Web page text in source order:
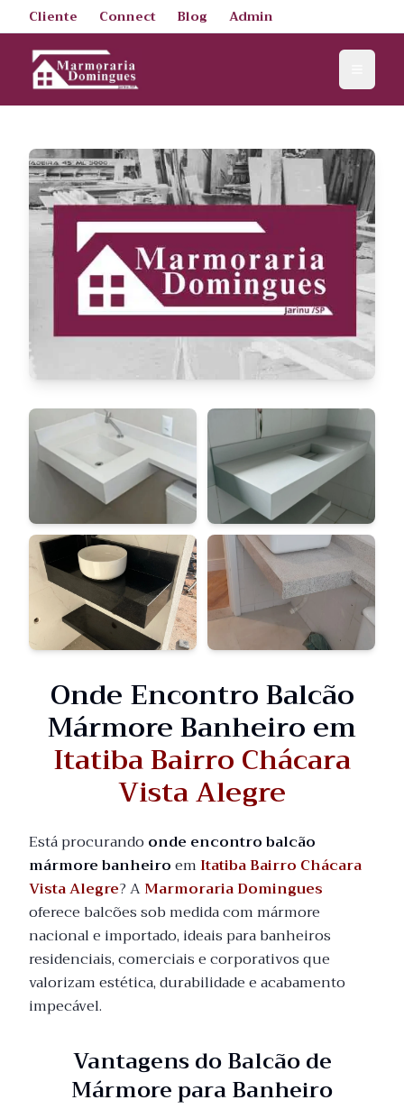
Cliente Connect Blog Admin
Onde Encontro Balcão
Mármore Banheiro em
Itatiba Bairro Chácara
Vista Alegre
Está procurando onde encontro balcão
mármore banheiroem Itatiba Bairro Chácara
Vista Alegre? AMarmoraria Domingues
oferece balcões sob medida com mármore
nacional e importado, ideais para banheiros
residenciais, comerciais e corporativos que
valorizam estética, durabilidade e acabamento
impecável.
Vantagens do Balcão de
Mármore para Banheiro